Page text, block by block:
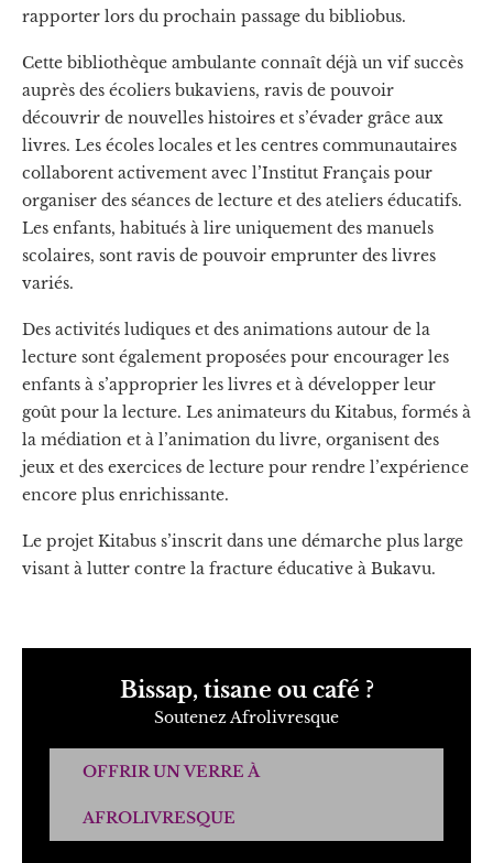
rapporter lors du prochain passage du bibliobus.
Cette bibliothèque ambulante connaît déjà un vif succès
auprès des écoliers bukaviens, ravis de pouvoir
découvrir de nouvelles histoires et s’évader grâce aux
livres. Les écoles locales et les centres communautaires
collaborent activement avec l’Institut Français pour
organiser des séances de lecture et des ateliers éducatifs.
Les enfants, habitués à lire uniquement des manuels
scolaires, sont ravis de pouvoir emprunter des livres
variés.
Des activités ludiques et des animations autour de la
lecture sont également proposées pour encourager les
enfants à s’approprier les livres et à développer leur
goût pour la lecture. Les animateurs du Kitabus, formés à
la médiation et à l’animation du livre, organisent des
jeux et des exercices de lecture pour rendre l’expérience
encore plus enrichissante.
Le projet Kitabus s’inscrit dans une démarche plus large
visant à lutter contre la fracture éducative à Bukavu.
Bissap, tisane ou café ?
Soutenez Afrolivresque
OFFRIR UN VERRE À
AFROLIVRESQUE